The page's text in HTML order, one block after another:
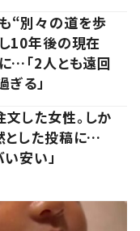
“別々の道を歩
10年後の現在
…「2人とも遠回
ぎる」
した女性。しか
とした投稿に…
い安い」